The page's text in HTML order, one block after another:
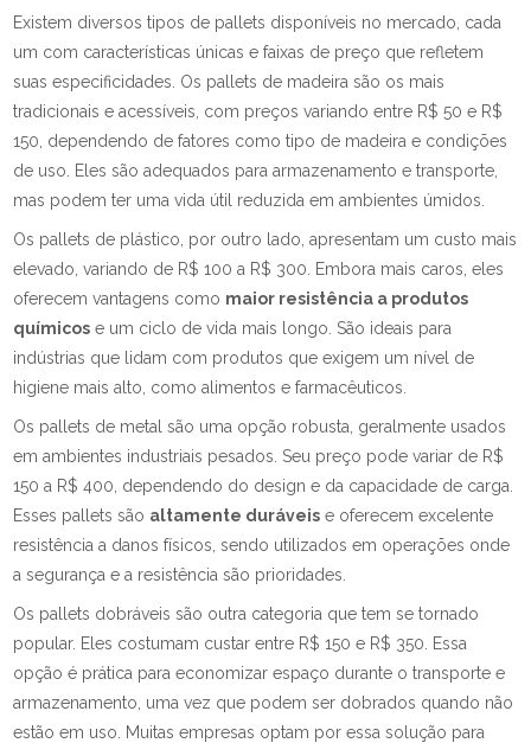
Existem diversos tipos de pallets disponíveis no mercado, cada
um com características únicas e faixas de preço que refletem
suas especificidades. Os pallets de madeira são os mais
tradicionais e acessíveis, com preços variando entre R$ 50 e R$
150, dependendo de fatores como tipo de madeira e condições
de uso. Eles são adequados para armazenamento e transporte,
mas podem ter uma vida útil reduzida em ambientes úmidos.
Os pallets de plástico, por outro lado, apresentam um custo mais
elevado, variando de R$ 100 a R$ 300. Embora mais caros, eles
oferecem vantagens como maior resistência a produtos
químicos e um ciclo de vida mais longo. São ideais para
indústrias que lidam com produtos que exigem um nível de
higiene mais alto, como alimentos e farmacêuticos.
Os pallets de metal são uma opção robusta, geralmente usados
em ambientes industriais pesados. Seu preço pode variar de R$
150 a R$ 400, dependendo do design e da capacidade de carga.
Esses pallets são altamente duráveis e oferecem excelente
resistência a danos físicos, sendo utilizados em operações onde
a segurança e a resistência são prioridades.
Os pallets dobráveis são outra categoria que tem se tornado
popular. Eles costumam custar entre R$ 150 e R$ 350. Essa
opção é prática para economizar espaço durante o transporte e
armazenamento, uma vez que podem ser dobrados quando não
estão em uso. Muitas empresas optam por essa solução para